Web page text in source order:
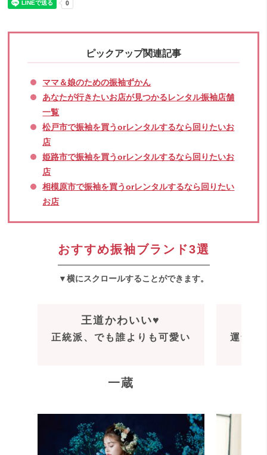
ピックアップ関連記事
ママ＆娘のための振袖ずかん
あなたが行きたいお店が見つかるレンタル振袖店舗
一覧
松戸市で振袖を買うorレンタルするなら回りたいお
店
姫路市で振袖を買うorレンタルするなら回りたいお
店
相模原市で振袖を買うorレンタルするなら回りたい
お店
おすすめ振袖ブランド3選
▼横にスクロールすることができます。
王道かわいい♥
正統派、でも誰よりも可愛い
一蔵
運命の